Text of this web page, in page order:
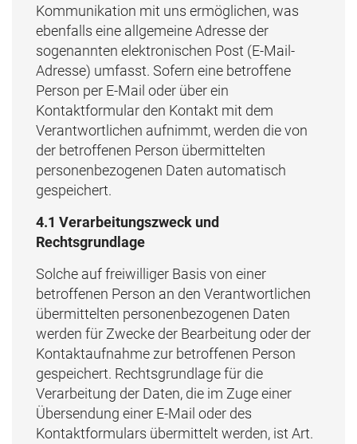
Kommunikation mit uns ermöglichen, was
ebenfalls eine allgemeine Adresse der
sogenannten elektronischen Post (E-Mail-
Adresse) umfasst. Sofern eine betroffene
Person per E-Mail oder über ein
Kontaktformular den Kontakt mit dem
Verantwortlichen aufnimmt, werden die von
der betroffenen Person übermittelten
personenbezogenen Daten automatisch
gespeichert.
4.1 Verarbeitungszweck und
Rechtsgrundlage
Solche auf freiwilliger Basis von einer
betroffenen Person an den Verantwortlichen
übermittelten personenbezogenen Daten
werden für Zwecke der Bearbeitung oder der
Kontaktaufnahme zur betroffenen Person
gespeichert. Rechtsgrundlage für die
Verarbeitung der Daten, die im Zuge einer
Übersendung einer E-Mail oder des
Kontaktformulars übermittelt werden, ist Art.